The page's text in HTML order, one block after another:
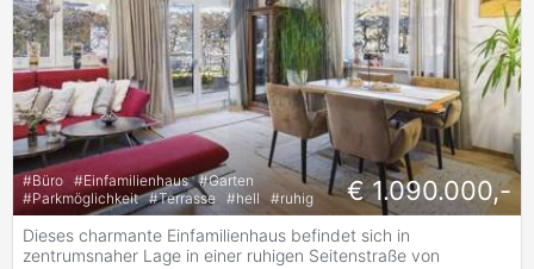
#Büro #Einfamilienhaus #Garten
#Parkmöglichkeit #Terrasse #hell #ruhig € 1.090.000,-
Dieses charmante Einfamilienhaus befindet sich in
zentrumsnaher Lage in einer ruhigen Seitenstraße von